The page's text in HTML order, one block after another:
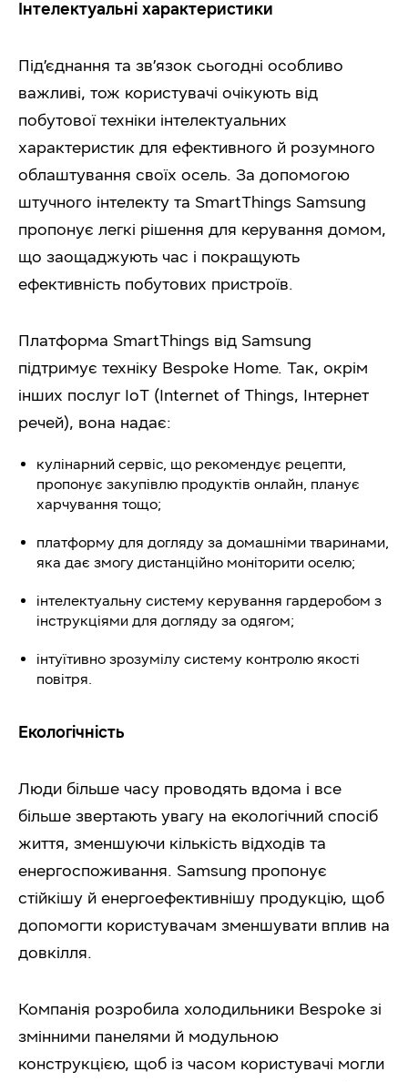
Інтелектуальні характеристики
Під’єднання та зв’язок сьогодні особливо
важливі, тож користувачі очікують від
побутової техніки інтелектуальних
характеристик для ефективного й розумного
облаштування своїх осель. За допомогою
штучного інтелекту та SmartThings Samsung
пропонує легкі рішення для керування домом,
що заощаджують час і покращують
ефективність побутових пристроїв.
Платформа SmartThings від Samsung
підтримує техніку Bespoke Home. Так, окрім
інших послуг IoT (Internet of Things, Інтернет
речей), вона надає:
кулінарний сервіс, що рекомендує рецепти,
пропонує закупівлю продуктів онлайн, планує
харчування тощо;
платформу для догляду за домашніми тваринами,
яка дає змогу дистанційно моніторити оселю;
інтелектуальну систему керування гардеробом з
інструкціями для догляду за одягом;
інтуїтивно зрозумілу систему контролю якості
повітря.
Екологічність
Люди більше часу проводять вдома і все
більше звертають увагу на екологічний спосіб
життя, зменшуючи кількість відходів та
енергоспоживання. Samsung пропонує
стійкішу й енергоефективнішу продукцію, щоб
допомогти користувачам зменшувати вплив на
довкілля.
Компанія розробила холодильники Bespoke зі
змінними панелями й модульною
конструкцією, щоб із часом користувачі могли